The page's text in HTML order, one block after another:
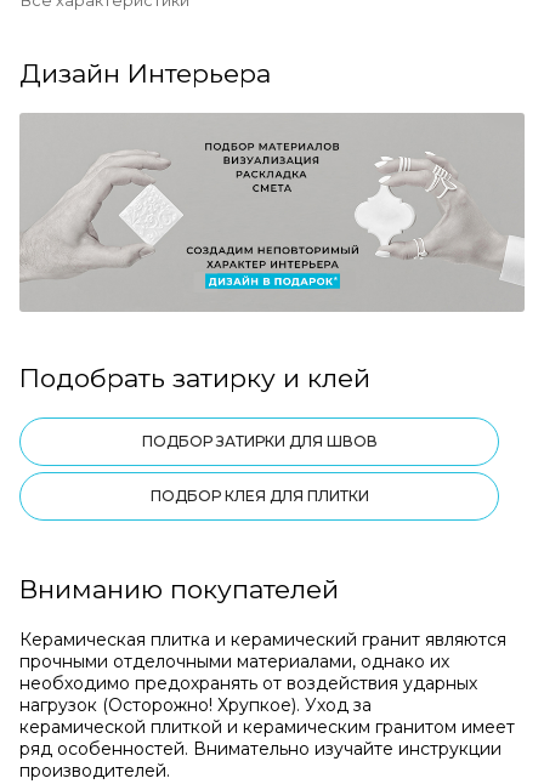
Дизайн Интерьера
Подобрать затирку и клей
ПОДБОР ЗАТИРКИ ДЛЯ ШВОВ
ПОДБОР КЛЕЯ ДЛЯ ПЛИТКИ
Вниманию покупателей
Керамическая плитка и керамический гранит являются
прочными отделочными материалами, однако их
необходимо предохранять от воздействия ударных
нагрузок (Осторожно! Хрупкое). Уход за
керамической плиткой и керамическим гранитом имеет
ряд особенностей. Внимательно изучайте инструкции
производителей.